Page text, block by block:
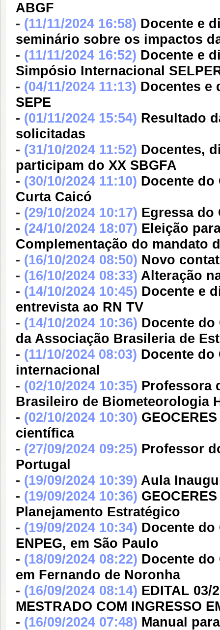
ABGF
- (11/11/2024 16:58) Docente e
seminário sobre os impactos
- (11/11/2024 16:52) Docente e
Simpósio Internacional
- (04/11/2024 11:13) Docentes e
SEPE
- (01/11/2024 15:54) Resultado
solicitadas
- (31/10/2024 11:52) Docentes,
participam do XX SBGFA
- (30/10/2024 11:10) Docente do
Curta Caicó
- (29/10/2024 10:17) Egressa do
- (24/10/2024 18:07) Eleição
Complementação do mandato
- (16/10/2024 08:50) Novo
- (16/10/2024 08:33) Alteração
- (14/10/2024 10:45) Docente e
entrevista ao RN TV
- (14/10/2024 10:36) Docente do
da Associação Brasileria de
- (11/10/2024 08:03) Docente do
internacional
- (02/10/2024 10:35) Professora
Brasileiro de Biometeorologia
- (02/10/2024 10:30)
científica
- (27/09/2024 09:25) Professor
Portugal
- (19/09/2024 10:39) Aula
- (19/09/2024 10:36)
Planejamento Estratégico
- (19/09/2024 10:34) Docente do
ENPEG, em São Paulo
- (18/09/2024 08:22) Docente do
em Fernando de Noronha
- (16/09/2024 08:14) EDITAL 03/
MESTRADO COM INGRESSO
- (16/09/2024 07:48) Manual